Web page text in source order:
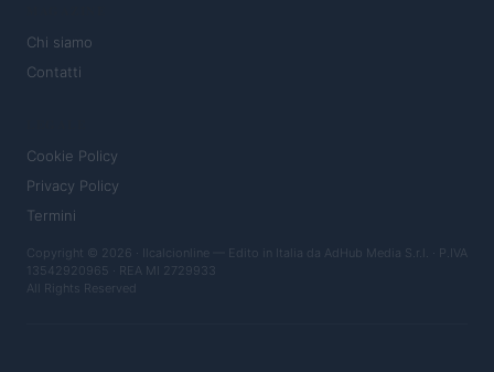
Chi siamo
Contatti
Cookie Policy
Privacy Policy
Termini
Copyright © 2026 · Ilcalcionline — Edito in Italia da AdHub Media S.r.l. · P.IVA
13542920965 · REA MI 2729933
All Rights Reserved